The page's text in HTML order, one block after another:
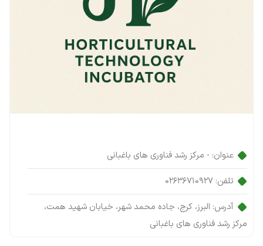
عنوان: - مرکز رشد فناوری های باغبانی
تلفن: 02636710927
آدرس: البرز، کرج، جاده محمد شهر، خیابان شهید همت،
مرکز رشد فناوری های باغبانی